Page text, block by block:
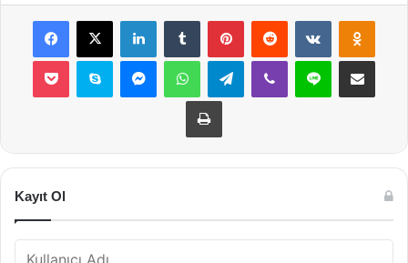
Facebook
X LinkedInTumblr PinterestReddit VKontakte
Pocket Skype MessengerWhatsAppTelegramViber Line E-Posta ile
Yazdır
Kayıt Ol